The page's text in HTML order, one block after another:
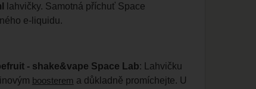
lahvičky. Samotná příchuť Space
e-liquidu.
- shake&vape Space Lab: Lahvičku
boosterem a důkladně promíchejte. U